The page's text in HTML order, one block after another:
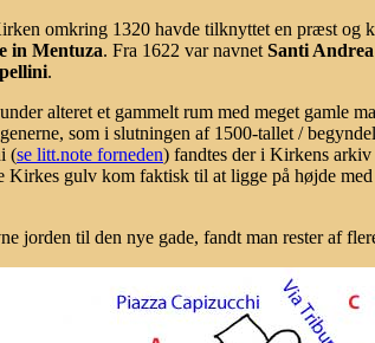
omkring 1320 havde tilknyttet en præst
in Mentuza. Fra 1622 var navnet Santi
.
alteret et gammelt rum med meget gamle
som i slutningen af 1500-tallet /
(se litt.note forneden) fandtes der i Kirkens
gulv kom faktisk til at ligge på højde
jorden til den nye gade, fandt man rester af